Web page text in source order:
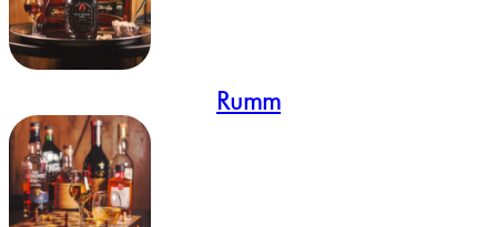
Rumm